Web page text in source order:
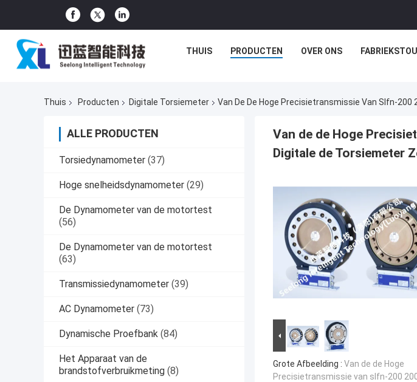
THUIS PRODUCTEN OVER ONS
Thuis Producten Digitale Torsiemeter Van De De Hoge Precisietransmissie Van Slfn-
ALLE PRODUCTEN
Torsiedynamometer (37)
Hoge snelheidsdynamometer (29)
De Dynamometer van de motortest
(56)
De Dynamometer van de motortest
(63)
Transmissiedynamometer (39)
AC Dynamometer (73)
Dynamische Proefbank (84)
Het Apparaat van de
brandstofverbruikmeting (8)
Van de de Hoge
Digitale de Torsiemeter
Grote Afbeelding : Van de de Hoge
Precisietransmissie van slfn-200